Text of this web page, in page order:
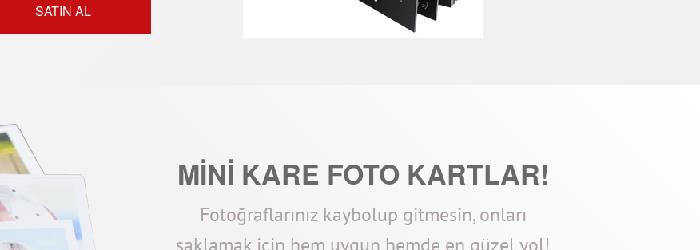
SATIN AL
MİNİ KARE FOTO KARTLAR!
Fotoğraflarınız kaybolup gitmesin, onları
saklamak için hem uygun hemde en güzel yol!